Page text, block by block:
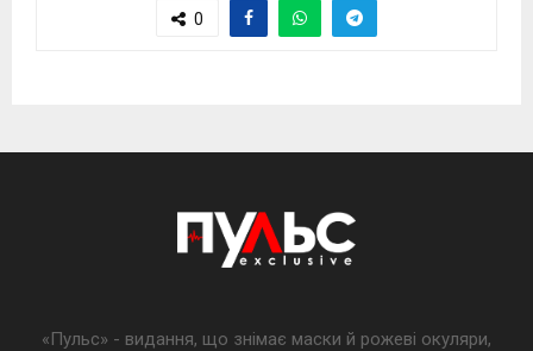
0
«Пульс» - видання, що знімає маски й рожеві окуляри,